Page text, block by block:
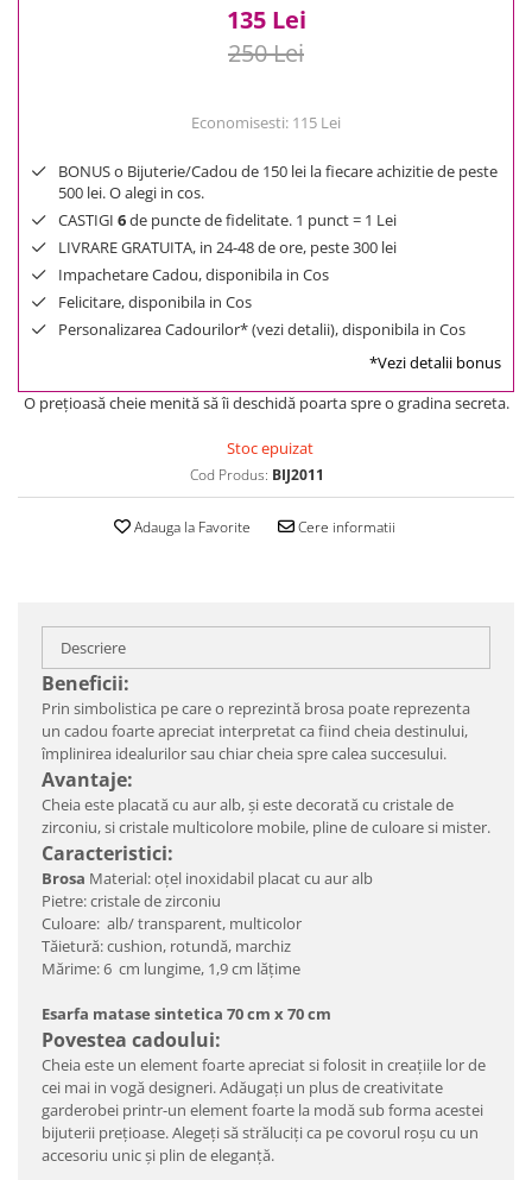
135 Lei
250 Lei
Economisesti: 115 Lei
BONUS o Bijuterie/Cadou de 150 lei la fiecare achizitie de peste
500 lei. O alegi in cos.
CASTIGI 6de puncte de fidelitate. 1 punct = 1 Lei
LIVRARE GRATUITA, in 24-48 de ore, peste 300 lei
Impachetare Cadou, disponibila in Cos
Felicitare, disponibila in Cos
Personalizarea Cadourilor* (vezi detalii), disponibila in Cos
*Vezi detalii bonus
O preţioasă cheie menită să îi deschidă poarta spre o gradina secreta.
Stoc epuizat
Cod Produs: BIJ2011
Adauga la Favorite Cere informatii
Descriere
Beneficii:
Prin simbolistica pe care o reprezintă brosa poate reprezenta
un cadou foarte apreciat interpretat ca fiind cheia destinului,
împlinirea idealurilor sau chiar cheia spre calea succesului.
Avantaje:
Cheia este placată cu aur alb, și este decorată cu cristale de
zirconiu, si cristale multicolore mobile, pline de culoare si mister.
Caracteristici:
Brosa Material: oțel inoxidabil placat cu aur alb
Pietre: cristale de zirconiu
Culoare: alb/ transparent, multicolor
Tăietură: cushion, rotundă, marchiz
Mărime: 6 cm lungime, 1,9 cm lățime
Esarfa matase sintetica 70 cm x 70 cm
Povestea cadoului:
Cheia este un element foarte apreciat si folosit in creațiile lor de
cei mai in vogă designeri. Adăugați un plus de creativitate
garderobei printr-un element foarte la modă sub forma acestei
bijuterii prețioase. Alegeți să străluciți ca pe covorul roșu cu un
accesoriu unic și plin de eleganță.